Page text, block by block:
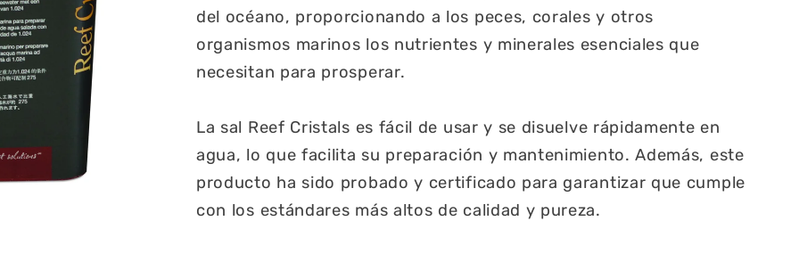
del océano, proporcionando a los peces, corales y otros
organismos marinos los nutrientes y minerales esenciales que
necesitan para prosperar.
La sal Reef Cristals es fácil de usar y se disuelve rápidamente en
agua, lo que facilita su preparación y mantenimiento. Además, este
producto ha sido probado y certificado para garantizar que cumple
con los estándares más altos de calidad y pureza.